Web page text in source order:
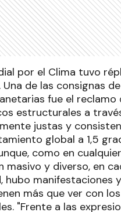
por el Clima tuvo
de las consignas de
fue el reclamo
estructurales a
justas y
global a 1,5
como en cualquier
masivo y diverso, en
hubo manifestaciones
más que ver con los
"Frente a las